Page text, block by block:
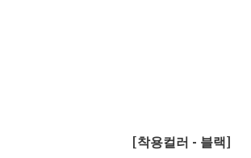
[착용컬러 - 블랙]